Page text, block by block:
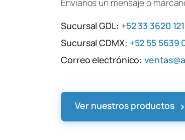
Envíanos un mensaje o
Sucursal GDL: +52 33 3620
Sucursal CDMX: +52 55 5639
Correo electrónico:
Ver nuestros productos ›